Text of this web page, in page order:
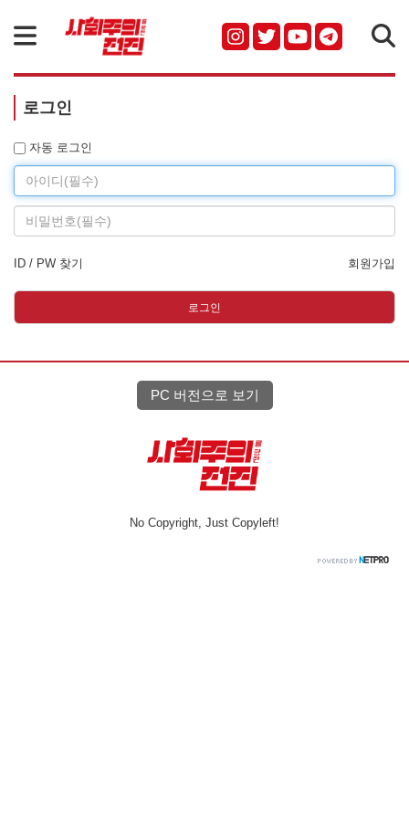
로그인
자동 로그인
Password
ID / PW 찾기 회원가입
로그인
PC 버전으로 보기
No Copyright, Just Copyleft!